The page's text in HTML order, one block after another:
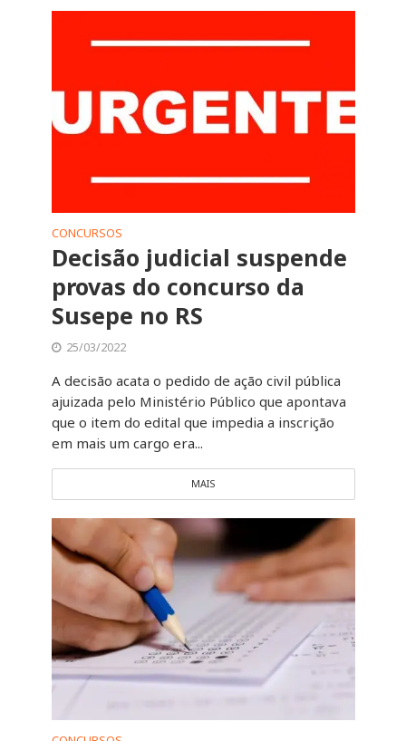
CONCURSOS
Decisão judicial suspende
provas do concurso da
Susepe no RS
25/03/2022
A decisão acata o pedido de ação civil pública
ajuizada pelo Ministério Público que apontava
que o item do edital que impedia a inscrição
em mais um cargo era...
MAIS